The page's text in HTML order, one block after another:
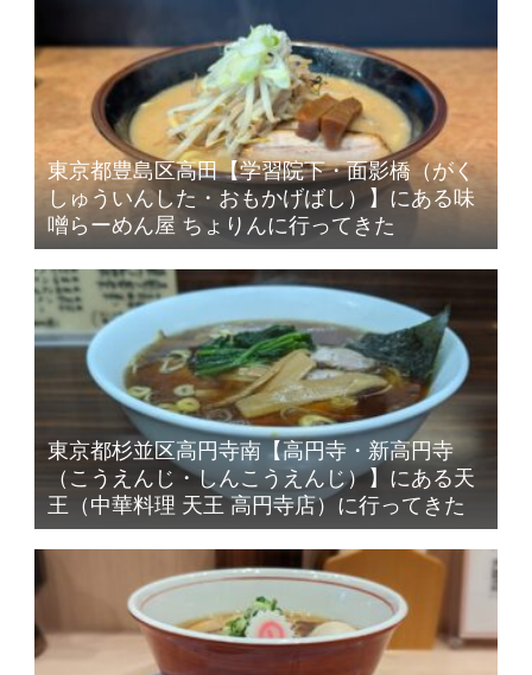
東京都豊島区高田【学習院下・面影橋（がく
しゅういんした・おもかげばし）】にある味
噌らーめん屋 ちょりんに行ってきた
東京都杉並区高円寺南【高円寺・新高円寺
（こうえんじ・しんこうえんじ）】にある天
王（中華料理 天王 高円寺店）に行ってきた